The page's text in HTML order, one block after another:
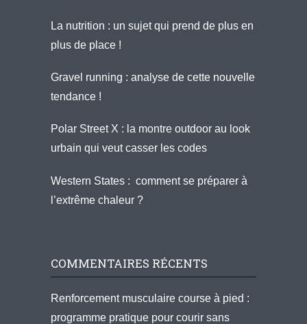
La nutrition : un sujet qui prend de plus en
plus de place !
Gravel running : analyse de cette nouvelle
tendance !
Polar Street X : la montre outdoor au look
urbain qui veut casser les codes
Western States : comment se préparer à
l’extrême chaleur ?
COMMENTAIRES RÉCENTS
Renforcement musculaire course à pied :
programme pratique pour courir sans